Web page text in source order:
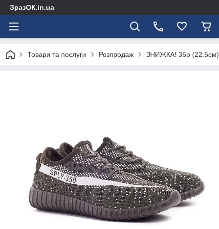
ЗразОК.in.ua
Товари та послуги Розпродаж ЗНИЖКА! 36р (22.5см)